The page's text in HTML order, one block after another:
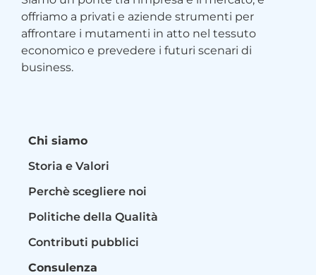
offriamo a privati e aziende strumenti per
affrontare i mutamenti in atto nel tessuto
economico e prevedere i futuri scenari di
business.
Chi siamo
Storia e Valori
Perchè scegliere noi
Politiche della Qualità
Contributi pubblici
Consulenza